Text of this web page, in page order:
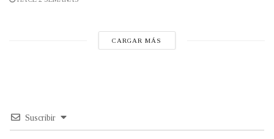
CARGAR MÁS
Suscribir